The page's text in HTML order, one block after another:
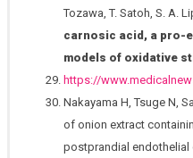
Tozawa, T. Satoh, S. A.
carnosic acid, a pro-
models of oxidative
https://
Nakayama H, Tsuge N,
of onion extract
postprandial endothelial